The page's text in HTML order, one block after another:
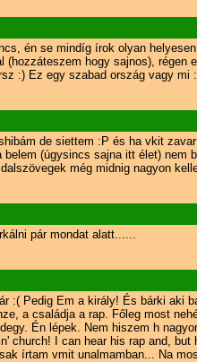
én se mindíg írok olyan
(hozzáteszem hogy sajnos),
:) Ez egy szabad ország vagy mi
de siettem :P és ha vkit
belem (úgysincs sajna itt élet)
még midnig nagyon
pár mondat alatt......
:( Pedig Em a király! És bárki
a családja a rap. Főleg most
Én lépek. Nem hiszem h
church! I can hear his rap and,
írtam vmit unalmamban... Na